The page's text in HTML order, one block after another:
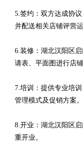
5.签约：双方达成协
并配送相关店铺评营运
6.装修：湖北汉阳区
请表、平面图进行店铺
7.培训：提供专业培
管理模式及促销方案。
8.开业：湖北汉阳区
重开业。